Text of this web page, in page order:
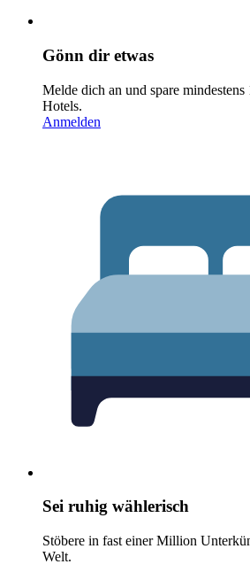
Gönn dir etwas
Melde dich an und spare mindestens
Hotels.
Anmelden
Sei ruhig wählerisch
Stöbere in fast einer Million
Welt.